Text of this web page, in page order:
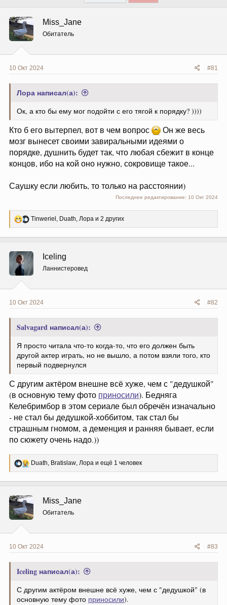
Miss_Jane
Обитатель
10 Окт 2024 #81
Лора написал(а):
Ок, а кто бы ему мог подойти с его тягой к порядку? ))))
Кто б его вытерпел, вот в чем вопрос
Он же весь
мозг вынесет своими завиральными идеями о
порядке, душнить будет так, что любая сбежит в конце
концов, ибо на кой оно нужно, сокровище такое...
Саушку если любить, то только на расстоянии)
Последнее редактирование: 10 Окт 2024
Р
е
ц
и
и
:
Tinweriel , Duath, Лора и 2 других
Iceling
Ланнистеровед
10 Окт 2024 #82
Salvagard написал(а):
Я просто читала что-то когда-то, что его должен быть
другой актер играть, но не вышло, а потом взяли того, кто
первый подвернулся
С другим актёром внешне всё хуже, чем с "дедушкой"
(в основную тему фото приносили). Бедняга
Келебримбор в этом сериале был обречён изначально
- не стал бы дедушкой-хоббитом, так стал бы
страшным гномом, а деменция и ранняя бывает, если
по сюжету очень надо.))
Р
е
ц
и
и
:
Duath, Bratislaw, Лора и ещё 1 человек
Miss_Jane
Обитатель
10 Окт 2024 #83
Iceling написал(а):
С другим актёром внешне всё хуже, чем с "дедушкой" (в
основную тему фото приносили).